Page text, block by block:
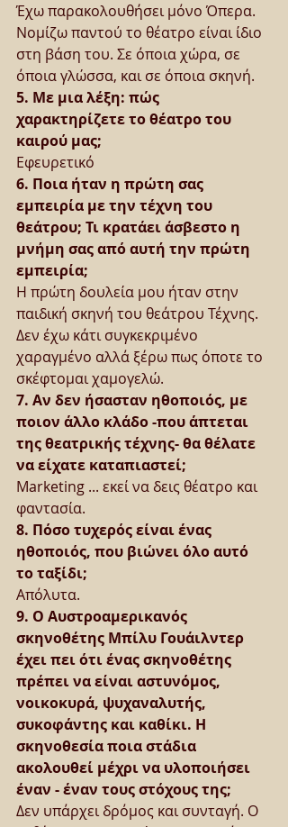
Έχω παρακολουθήσει μόνο Όπερα.
Νομίζω παντού το θέατρο είναι ίδιο
στη βάση του. Σε όποια χώρα, σε
όποια γλώσσα, και σε όποια σκηνή.
5. Με μια λέξη: πώς
χαρακτηρίζετε το θέατρο του
καιρού μας;
Εφευρετικό
6. Ποια ήταν η πρώτη σας
εμπειρία με την τέχνη του
θεάτρου; Τι κρατάει άσβεστο η
μνήμη σας από αυτή την πρώτη
εμπειρία;
Η πρώτη δουλεία μου ήταν στην
παιδική σκηνή του θεάτρου Τέχνης.
Δεν έχω κάτι συγκεκριμένο
χαραγμένο αλλά ξέρω πως όποτε το
σκέφτομαι χαμογελώ.
7. Αν δεν ήσασταν ηθοποιός, με
ποιον άλλο κλάδο -που άπτεται
της θεατρικής τέχνης- θα θέλατε
να είχατε καταπιαστεί;
Marketing ... εκεί να δεις θέατρο και
φαντασία.
8. Πόσο τυχερός είναι ένας
ηθοποιός, που βιώνει όλο αυτό
το ταξίδι;
Απόλυτα.
9. Ο Αυστροαμερικανός
σκηνοθέτης Μπίλυ Γουάιλντερ
έχει πει ότι ένας σκηνοθέτης
πρέπει να είναι αστυνόμος,
νοικοκυρά, ψυχαναλυτής,
συκοφάντης και καθίκι. Η
σκηνοθεσία ποια στάδια
ακολουθεί μέχρι να υλοποιήσει
έναν - έναν τους στόχους της;
Δεν υπάρχει δρόμος και συνταγή. Ο